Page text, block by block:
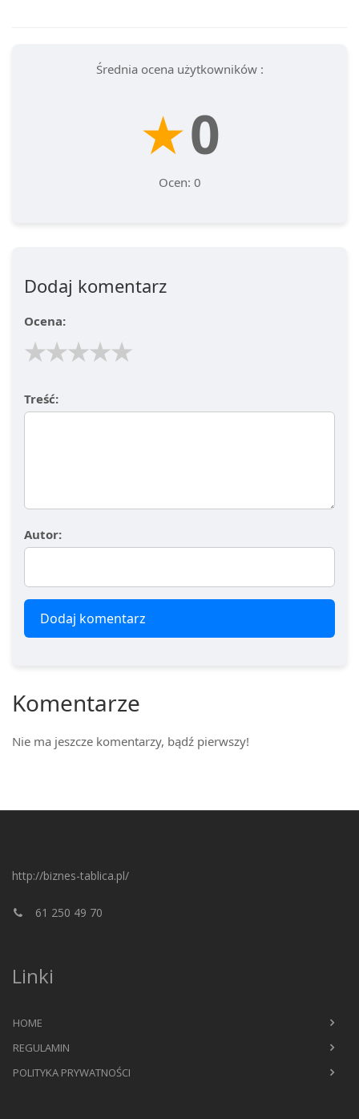
Średnia ocena użytkowników :
★0
Ocen: 0
Dodaj komentarz
Ocena:
★
★
★
★
★
Treść:
Autor:
Dodaj komentarz
Komentarze
Nie ma jeszcze komentarzy, bądź pierwszy!
http://biznes-tablica.pl/
61 250 49 70
Linki
HOME
REGULAMIN
POLITYKA PRYWATNOŚCI